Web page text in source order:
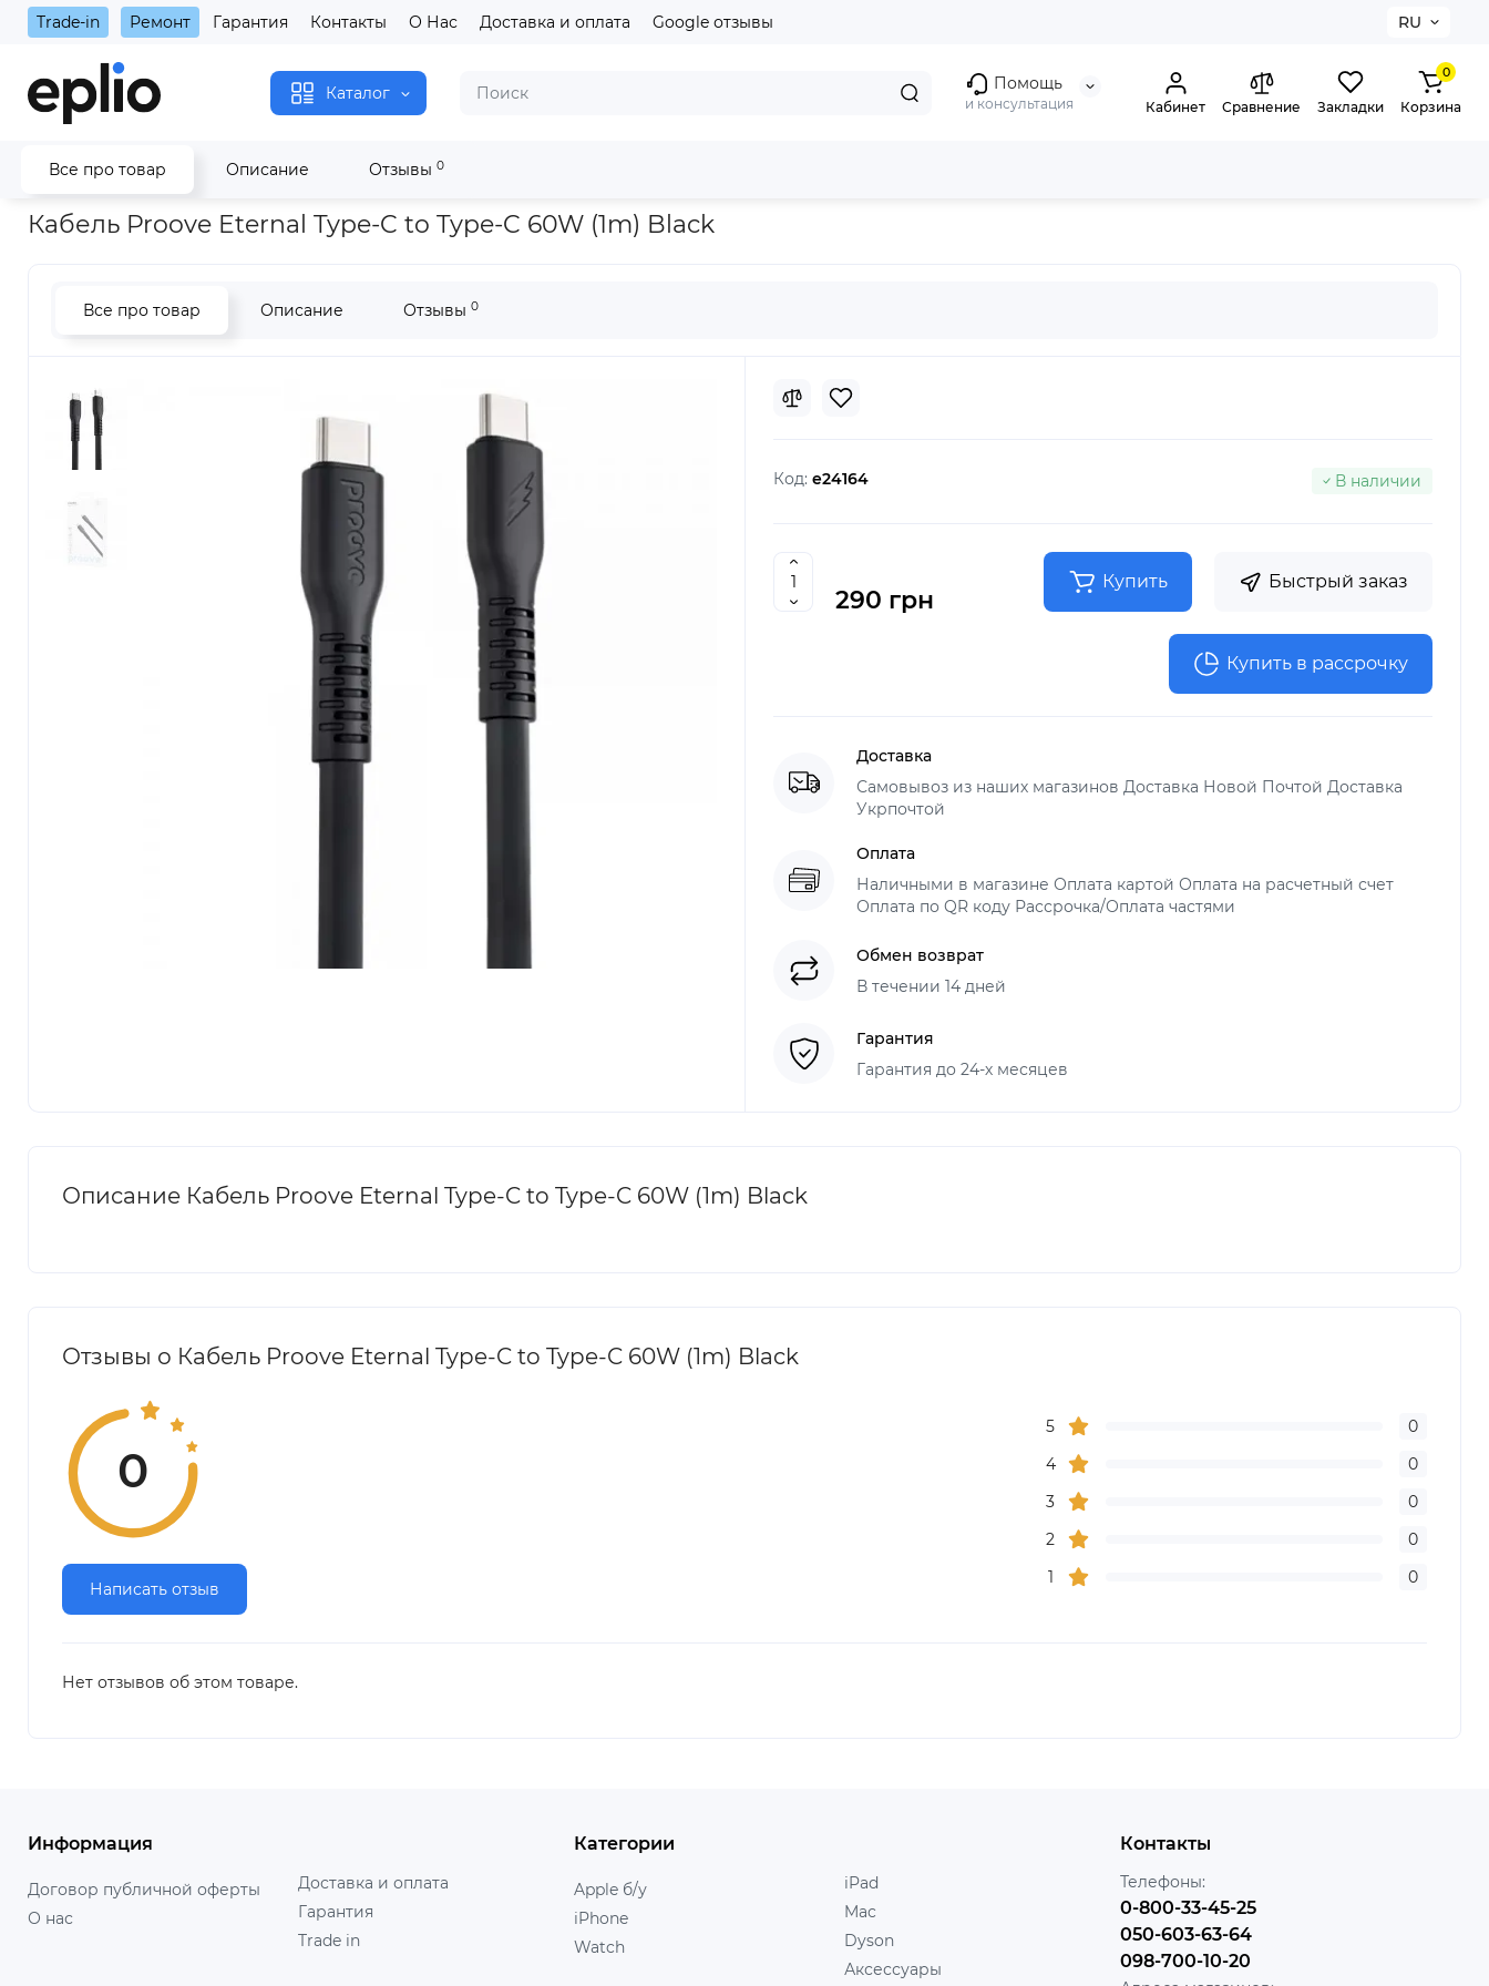
Trade-in Ремонт Гарантия Контакты О Нас Доставка и оплата Google отзывы RU
Каталог Помощь
и консультация Кабинет Сравнение Закладки
0
Корзина
Все про товар Описание Отзывы 0
Главная Кабель Proove Eternal Type-C to Type-C 60W (1m) Black
Кабель Proove Eternal Type-C to Type-C 60W (1m) Black
Все про товар Описание Отзывы 0
Код: e24164 В наличии
290 грн
Купить Быстрый заказ
Купить в рассрочку
Доставка
Самовывоз из наших магазинов Доставка Новой Почтой Доставка
Укрпочтой
Оплата
Наличными в магазине Оплата картой Оплата на расчетный счет
Оплата по QR коду Рассрочка/Оплата частями
Обмен возврат
В течении 14 дней
Гарантия
Гарантия до 24-х месяцев
Описание Кабель Proove Eternal Type-C to Type-C 60W (1m) Black
Отзывы о Кабель Proove Eternal Type-C to Type-C 60W (1m) Black
0
Написать отзыв
5
0
4
0
3
0
2
0
1
0
Нет отзывов об этом товаре.
Информация
Договор публичной оферты
О нас
Доставка и оплата
Гарантия
Trade in
Категории
Apple б/у
iPhone
Watch
iPad
Mac
Dyson
Аксессуары
Контакты
Телефоны:
0-800-33-45-25
050-603-63-64
098-700-10-20